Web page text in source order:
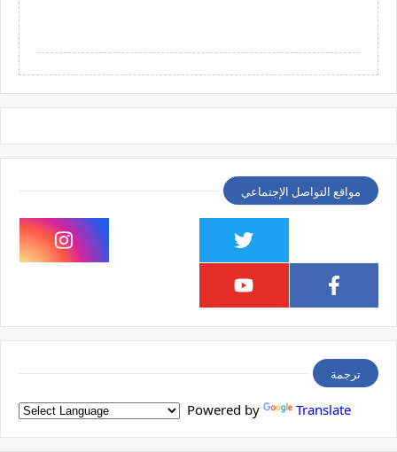
مواقع التواصل الإجتماعي
ترجمة
Powered by Translate